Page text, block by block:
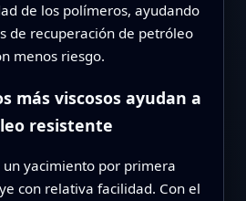
de los polímeros, ayudando
de recuperación de petróleo
menos riesgo.
más viscosos ayudan a
resistente
un yacimiento por primera
con relativa facilidad. Con el